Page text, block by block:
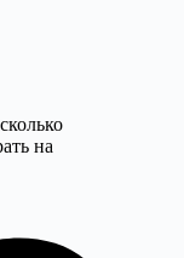
на